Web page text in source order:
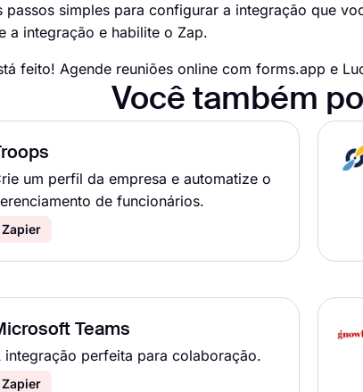
passos simples para configurar a integração que
a integração e habilite o Zap.
feito! Agende reuniões online com forms.app e
Você também
um perfil da empresa e automatize o
de funcionários.
Zapier
Teams
integração perfeita para colaboração.
Zapier